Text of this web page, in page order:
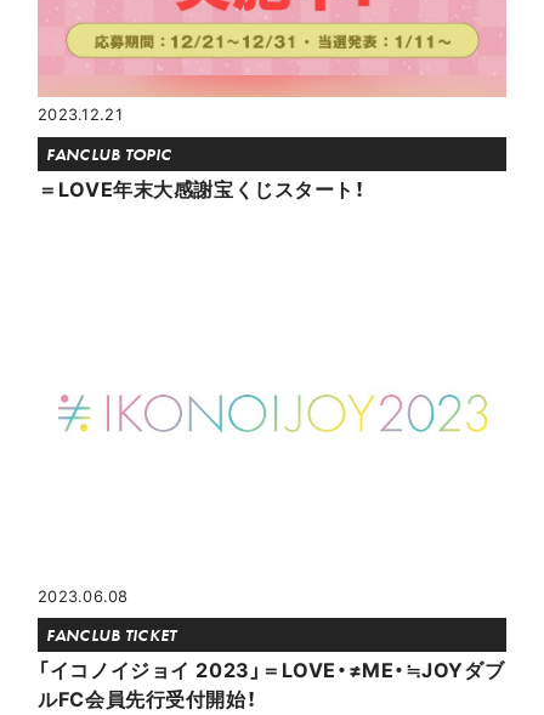
2023.12.21
FANCLUB TOPIC
＝LOVE年末大感謝宝くじスタート！
2023.06.08
FANCLUB TICKET
「イコノイジョイ 2023」＝LOVE・≠ME・≒JOYダブ
ルFC会員先行受付開始！